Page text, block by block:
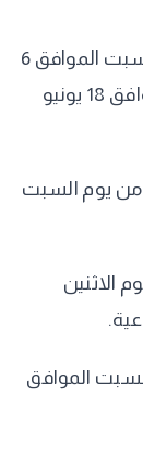
- تبدأ الامتحانات التحريرية اعتبارًا من يوم السبت الموافق 6
يونيو 2026، وتستمر حتى يوم الخميس الموافق 18 يونيو
من يوم السبت
الاثنين
الموافق